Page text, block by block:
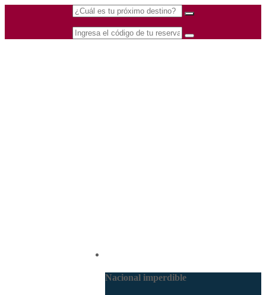
Nacional imperdible